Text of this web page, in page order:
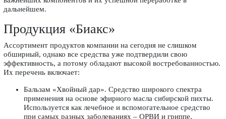
дальнейшем.
Продукция «Биакс»
Ассортимент продуктов компании на сегодня не слишком
обширный, однако все средства уже подтвердили свою
эффективность, а потому обладают высокой востребованностью.
Их перечень включает:
Бальзам «Хвойный дар». Средство широкого спектра
применения на основе эфирного масла сибирской пихты.
Используется как лечебное и вспомогательное средство
при самых разных заболеваниях – ОРВИ и гриппе,